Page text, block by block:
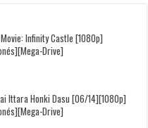
Infinity Castle [1080p]
Drive]
Ittara Honki Dasu [06/14][1080p]
Drive]